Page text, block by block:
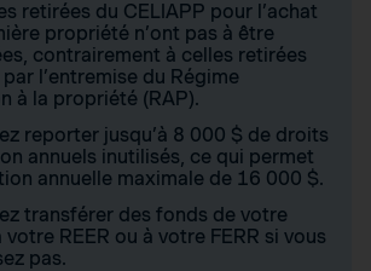
retirées du CELIAPP pour l’achat
propriété n’ont pas à être
contrairement à celles retirées
par l’entremise du Régime
à la propriété (RAP).
reporter jusqu’à 8 000 $ de droits
annuels inutilisés, ce qui permet
annuelle maximale de 16 000 $.
transférer des fonds de votre
votre REER ou à votre FERR si vous
pas.